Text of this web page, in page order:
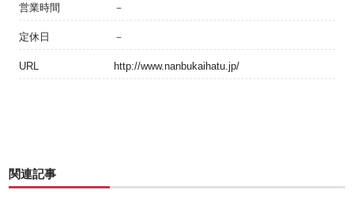
営業時間 －
定休日 －
URL http://www.nanbukaihatu.jp/
関連記事